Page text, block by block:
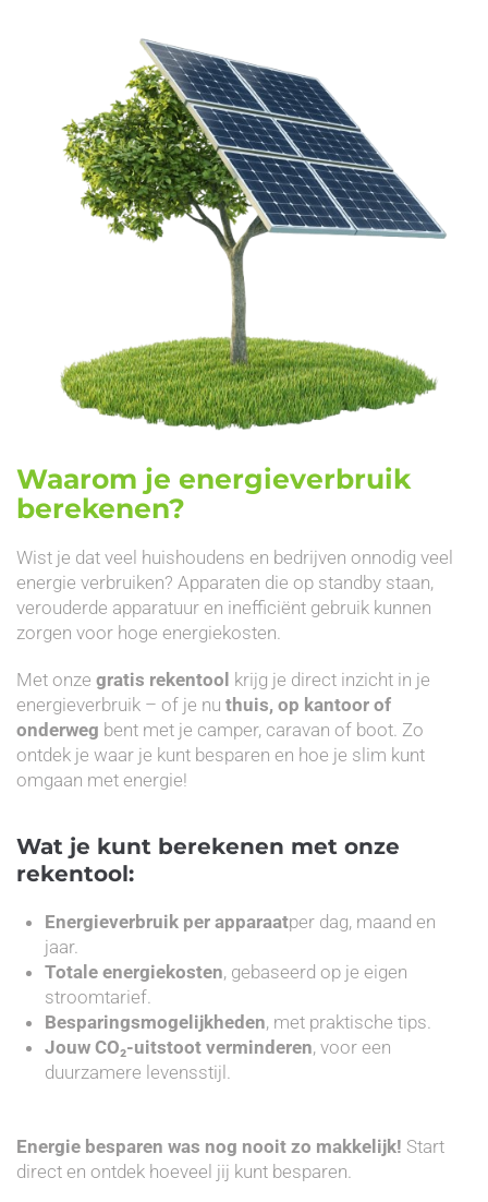
Waarom je energieverbruik
berekenen?
Wist je dat veel huishoudens en bedrijven onnodig veel
energie verbruiken? Apparaten die op standby staan,
verouderde apparatuur en inefficiënt gebruik kunnen
zorgen voor hoge energiekosten.
Met onze gratis rekentool krijg je direct inzicht in je
energieverbruik – of je nu thuis, op kantoor of
onderweg bent met je camper, caravan of boot. Zo
ontdek je waar je kunt besparen en hoe je slim kunt
omgaan met energie!
Wat je kunt berekenen met onze
rekentool:
Energieverbruik per apparaatper dag, maand en
jaar.
Totale energiekosten, gebaseerd op je eigen
stroomtarief.
Besparingsmogelijkheden, met praktische tips.
Jouw CO₂-uitstoot verminderen, voor een
duurzamere levensstijl.
Energie besparen was nog nooit zo makkelijk! Start
direct en ontdek hoeveel jij kunt besparen.